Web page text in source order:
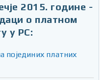
2015. године -
о платном
у РС:
појединих платних